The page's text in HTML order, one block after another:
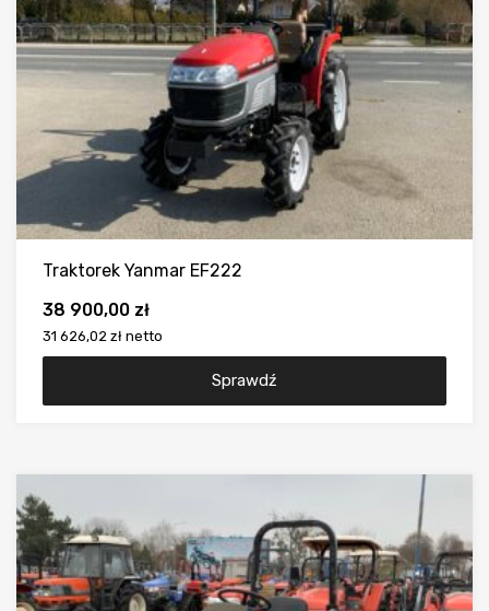
Traktorek Yanmar EF222
38 900,00 zł
31 626,02 zł netto
Sprawdź